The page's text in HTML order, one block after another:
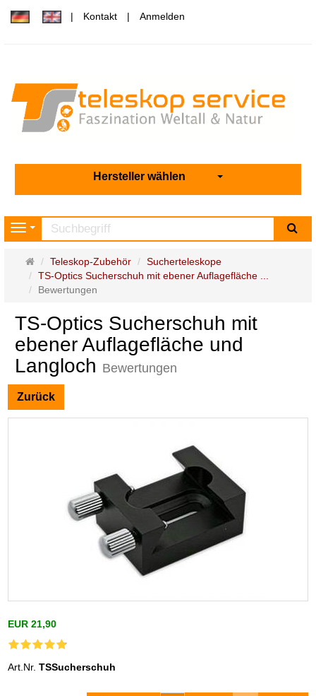
Kontakt Anmelden
Hersteller wählen
Navigation
Startseite
Teleskop-Zubehör
Sucherteleskope
TS-Optics Sucherschuh mit ebener Auflagefläche ...
Bewertungen
TS-Optics Sucherschuh mit
ebener Auflagefläche und
Langloch Bewertungen
Zurück
EUR 21,90
Art.Nr.TSSucherschuh